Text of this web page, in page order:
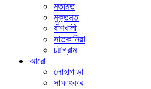
মতামত
মুক্তমত
বাঁশখালী
সাতকানিয়া
চট্টগ্রাম
আরো
লোহাগাড়া
সাক্ষাৎকার